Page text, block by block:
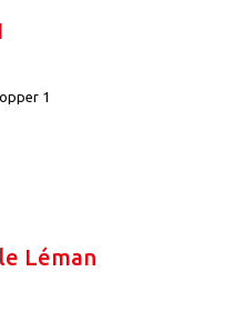
1
Léman